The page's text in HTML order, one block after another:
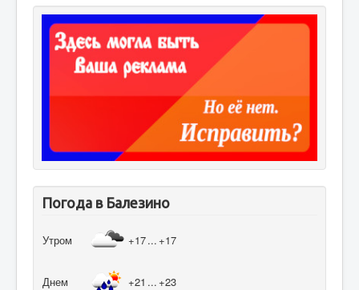
Погода в Балезино
Утром +17... +17
Днем +21 ... +23